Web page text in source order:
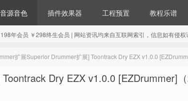
音源音色 插件效果器 工程预置 教程乐谱
年会员 ￥298终生会员 | 网站资讯均来自互联网索引，信息如有侵权
扩展Superior Drummer扩展] Toontrack Dry EZX v1.0.0
Dry EZX v1.0.0 [EZDrummer]（